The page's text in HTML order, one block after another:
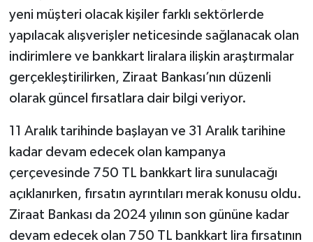
yeni müşteri olacak kişiler farklı sektörlerde
yapılacak alışverişler neticesinde sağlanacak olan
indirimlere ve bankkart liralara ilişkin araştırmalar
gerçekleştirilirken, Ziraat Bankası’nın düzenli
olarak güncel fırsatlara dair bilgi veriyor.
11 Aralık tarihinde başlayan ve 31 Aralık tarihine
kadar devam edecek olan kampanya
çerçevesinde 750 TL bankkart lira sunulacağı
açıklanırken, fırsatın ayrıntıları merak konusu oldu.
Ziraat Bankası da 2024 yılının son gününe kadar
devam edecek olan 750 TL bankkart lira fırsatının